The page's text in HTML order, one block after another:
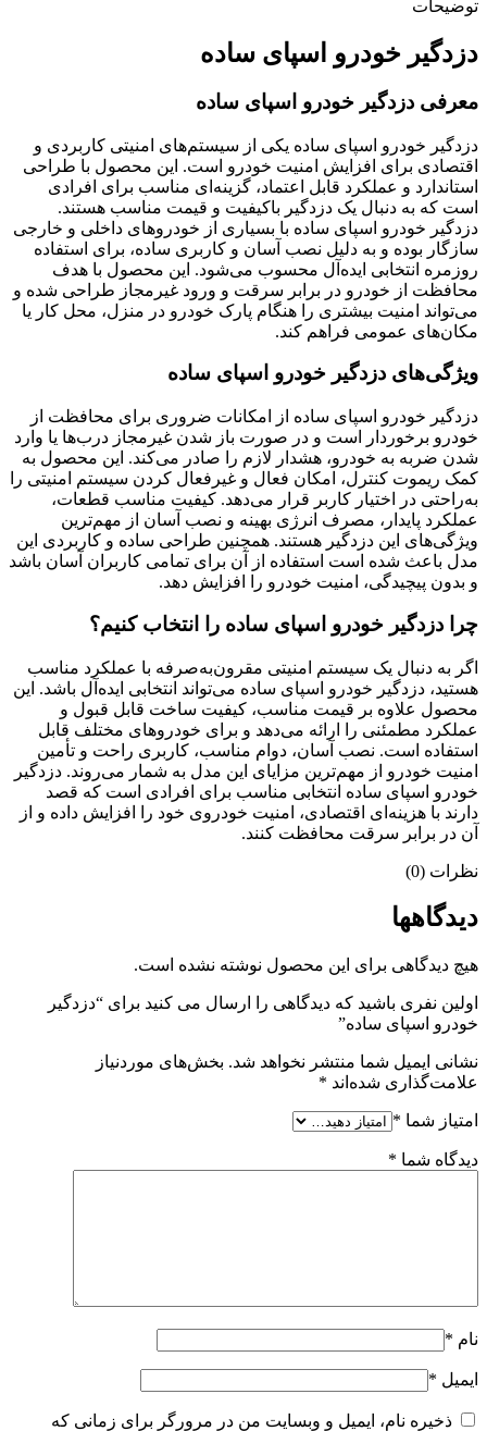
توضیحات
دزدگیر خودرو اسپای ساده
معرفی دزدگیر خودرو اسپای ساده
دزدگیر خودرو اسپای ساده یکی از سیستم‌های امنیتی کاربردی و
اقتصادی برای افزایش امنیت خودرو است. این محصول با طراحی
استاندارد و عملکرد قابل اعتماد، گزینه‌ای مناسب برای افرادی
است که به دنبال یک دزدگیر باکیفیت و قیمت مناسب هستند.
دزدگیر خودرو اسپای ساده با بسیاری از خودروهای داخلی و خارجی
سازگار بوده و به دلیل نصب آسان و کاربری ساده، برای استفاده
روزمره انتخابی ایده‌آل محسوب می‌شود. این محصول با هدف
محافظت از خودرو در برابر سرقت و ورود غیرمجاز طراحی شده و
می‌تواند امنیت بیشتری را هنگام پارک خودرو در منزل، محل کار یا
مکان‌های عمومی فراهم کند.
ویژگی‌های دزدگیر خودرو اسپای ساده
دزدگیر خودرو اسپای ساده از امکانات ضروری برای محافظت از
خودرو برخوردار است و در صورت باز شدن غیرمجاز درب‌ها یا وارد
شدن ضربه به خودرو، هشدار لازم را صادر می‌کند. این محصول به
کمک ریموت کنترل، امکان فعال و غیرفعال کردن سیستم امنیتی را
به‌راحتی در اختیار کاربر قرار می‌دهد. کیفیت مناسب قطعات،
عملکرد پایدار، مصرف انرژی بهینه و نصب آسان از مهم‌ترین
ویژگی‌های این دزدگیر هستند. همچنین طراحی ساده و کاربردی این
مدل باعث شده است استفاده از آن برای تمامی کاربران آسان باشد
و بدون پیچیدگی، امنیت خودرو را افزایش دهد.
چرا دزدگیر خودرو اسپای ساده را انتخاب کنیم؟
اگر به دنبال یک سیستم امنیتی مقرون‌به‌صرفه با عملکرد مناسب
هستید، دزدگیر خودرو اسپای ساده می‌تواند انتخابی ایده‌آل باشد. این
محصول علاوه بر قیمت مناسب، کیفیت ساخت قابل قبول و
عملکرد مطمئنی را ارائه می‌دهد و برای خودروهای مختلف قابل
استفاده است. نصب آسان، دوام مناسب، کاربری راحت و تأمین
امنیت خودرو از مهم‌ترین مزایای این مدل به شمار می‌روند. دزدگیر
خودرو اسپای ساده انتخابی مناسب برای افرادی است که قصد
دارند با هزینه‌ای اقتصادی، امنیت خودروی خود را افزایش داده و از
آن در برابر سرقت محافظت کنند.
نظرات (0)
دیدگاهها
هیچ دیدگاهی برای این محصول نوشته نشده است.
اولین نفری باشید که دیدگاهی را ارسال می کنید برای “دزدگیر
خودرو اسپای ساده”
نشانی ایمیل شما منتشر نخواهد شد. بخش‌های موردنیاز
علامت‌گذاری شده‌اند *
امتیاز شما *
دیدگاه شما *
نام *
ایمیل *
ذخیره نام، ایمیل و وبسایت من در مرورگر برای زمانی که